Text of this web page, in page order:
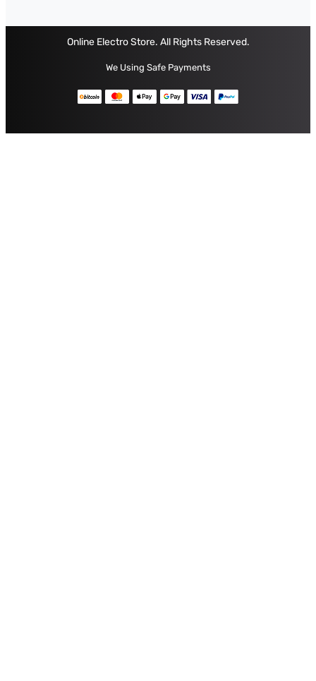
Online Electro Store. All Rights Reserved.
We Using Safe Payments